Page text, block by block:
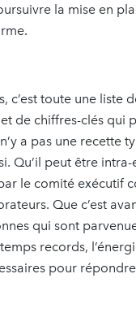
la mise en
c’est toute une liste
de chiffres-clés qui
a pas une recette
Qu’il peut être
le comité exécutif
Que c’est
qui sont
records,
pour